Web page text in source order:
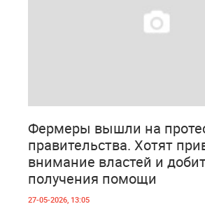
Фермеры вышли на
правительства. Хотят
внимание властей и
получения помощи
27-05-2026, 13:05